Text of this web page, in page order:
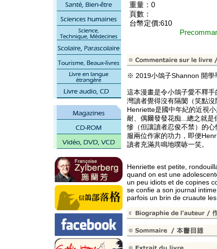
重量：0
頁數：
台幣定價:610
※ 2019小鴿子Shannon 開
這本漫畫是令小鴿子愛不釋
灣讀者覺得沒有隔閡（笑點
Henriette是國中年紀的近視
耐、偶爾發發花痴...總之就
慘（但讓讀者忍俊不禁）的
服兩位作家的功力，即便
讀者充滿共鳴地噗哧一笑。
Henriette est petite,
quand on est une
un peu idiots et de copines
se confie a son journal
parfois un brin de cruaute